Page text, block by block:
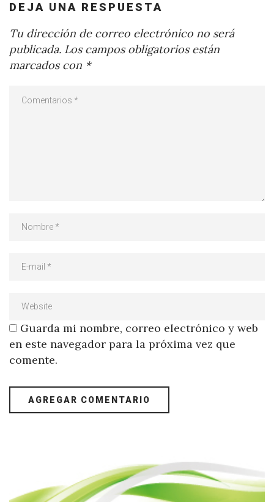
DEJA UNA RESPUESTA
Tu dirección de correo electrónico no será
publicada. Los campos obligatorios están
marcados con *
Guarda mi nombre, correo electrónico y web
en este navegador para la próxima vez que
comente.